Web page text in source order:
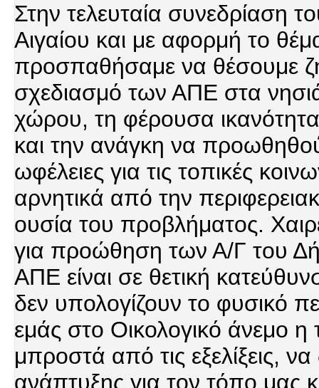
Στην τελευταία συνεδρίαση
Αιγαίου και με αφορμή το
προσπαθήσαμε να θέσουμε
σχεδιασμό των ΑΠΕ στα
χώρου, τη φέρουσα
και την ανάγκη να
ωφέλειες για τις τοπικές
αρνητικά από την
ουσία του προβλήματος.
για προώθηση των Α/Γ του
ΑΠΕ είναι σε θετική
δεν υπολογίζουν το φυσικό
εμάς στο Οικολογικό άνεμο η
μπροστά από τις εξελίξεις,
ανάπτυξης για τον τόπο μας